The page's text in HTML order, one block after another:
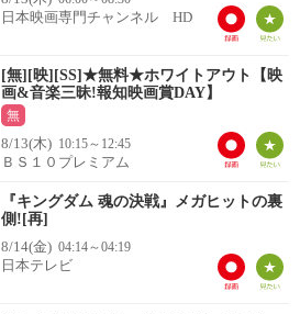
日本映画専門チャンネル HD
[無][映][SS]★無料★ホワイトアウト【映
画&音楽三昧!報知映画賞DAY】
無
8/13(木) 10:15～12:45
ＢＳ１０プレミアム
『キングダム 魂の決戦』メガヒットの裏
側![再]
8/14(金) 04:14～04:19
日本テレビ